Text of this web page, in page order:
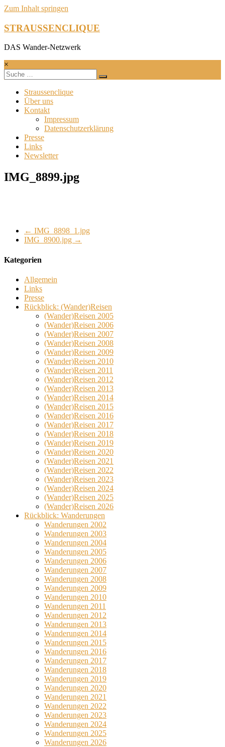
Zum Inhalt springen
STRAUSSENCLIQUE
DAS Wander-Netzwerk
×
Straussenclique
Über uns
Kontakt
Impressum
Datenschutzerklärung
Presse
Links
Newsletter
IMG_8899.jpg
← IMG_8898_1.jpg
IMG_8900.jpg →
Kategorien
Allgemein
Links
Presse
Rückblick: (Wander)Reisen
(Wander)Reisen 2005
(Wander)Reisen 2006
(Wander)Reisen 2007
(Wander)Reisen 2008
(Wander)Reisen 2009
(Wander)Reisen 2010
(Wander)Reisen 2011
(Wander)Reisen 2012
(Wander)Reisen 2013
(Wander)Reisen 2014
(Wander)Reisen 2015
(Wander)Reisen 2016
(Wander)Reisen 2017
(Wander)Reisen 2018
(Wander)Reisen 2019
(Wander)Reisen 2020
(Wander)Reisen 2021
(Wander)Reisen 2022
(Wander)Reisen 2023
(Wander)Reisen 2024
(Wander)Reisen 2025
(Wander)Reisen 2026
Rückblick: Wanderungen
Wanderungen 2002
Wanderungen 2003
Wanderungen 2004
Wanderungen 2005
Wanderungen 2006
Wanderungen 2007
Wanderungen 2008
Wanderungen 2009
Wanderungen 2010
Wanderungen 2011
Wanderungen 2012
Wanderungen 2013
Wanderungen 2014
Wanderungen 2015
Wanderungen 2016
Wanderungen 2017
Wanderungen 2018
Wanderungen 2019
Wanderungen 2020
Wanderungen 2021
Wanderungen 2022
Wanderungen 2023
Wanderungen 2024
Wanderungen 2025
Wanderungen 2026